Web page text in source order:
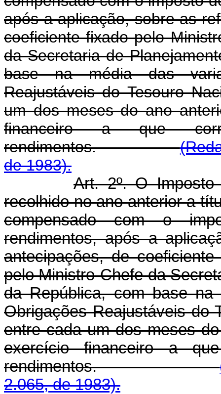
após a aplicação, sobre as
coeficiente fixado pelo
da Secretaria de
base na média das
Reajustáveis do Tesouro
um dos meses do ano
financeiro a que
rendimentos.
de 1983).
Art. 2º. O
recolhido no ano anterior a
compensado com o
rendimentos, após a
antecipações, de
pelo Ministro-Chefe da
da República, com base
Obrigações Reajustáveis do
entre cada um dos meses
exercício financeiro a
rendimentos.
2.065, de 1983).